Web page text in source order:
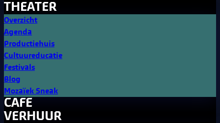
THEATER
Overzicht
Agenda
Productiehuis
Cultuureducatie
Festivals
Blog
Mozaïek Sneak
CAFE
VERHUUR